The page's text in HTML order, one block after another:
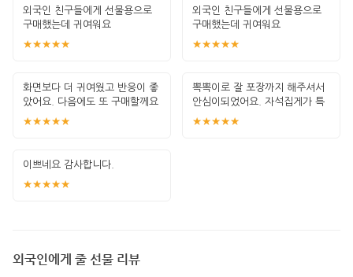
외국인 친구들에게 선물용으로
구매했는데 귀여워요
★★★★★
외국인 친구들에게 선물용으로
구매했는데 귀여워요
★★★★★
화면보다 더 귀여웠고 반응이 좋
았어요. 다음에도 또 구매할께요
★★★★★
뽁뽁이로 잘 포장까지 해주셔서
안심이되었어요. 자석집게가 특
히 귀여워서
★★★★★
이쁘네요 감사합니다.
★★★★★
외국인에게 줄 선물 리뷰